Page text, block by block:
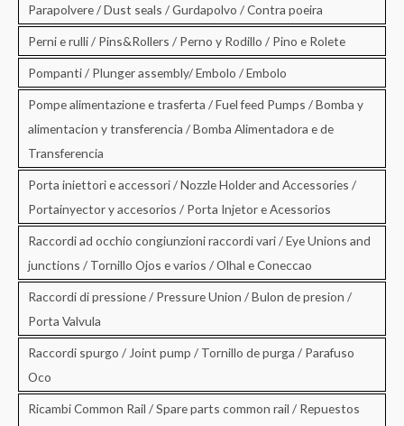
Parapolvere / Dust seals / Gurdapolvo / Contra poeira
Perni e rulli / Pins&Rollers / Perno y Rodillo / Pino e Rolete
Pompanti / Plunger assembly/ Embolo / Embolo
Pompe alimentazione e trasferta / Fuel feed Pumps / Bomba y
alimentacion y transferencia / Bomba Alimentadora e de
Transferencia
Porta iniettori e accessori / Nozzle Holder and Accessories /
Portainyector y accesorios / Porta Injetor e Acessorios
Raccordi ad occhio congiunzioni raccordi vari / Eye Unions and
junctions / Tornillo Ojos e varios / Olhal e Coneccao
Raccordi di pressione / Pressure Union / Bulon de presion /
Porta Valvula
Raccordi spurgo / Joint pump / Tornillo de purga / Parafuso
Oco
Ricambi Common Rail / Spare parts common rail / Repuestos